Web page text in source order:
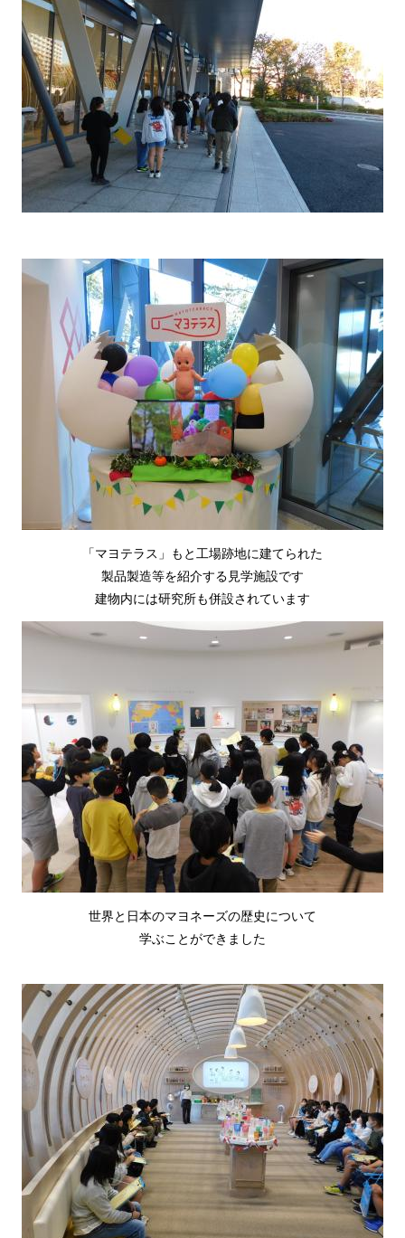
「マヨテラス」もと工場跡地に建てられた
製品製造等を紹介する見学施設です
建物内には研究所も併設されています
世界と日本のマヨネーズの歴史について
学ぶことができました